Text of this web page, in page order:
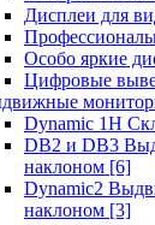
Дисплеи для
Особо яркие
Цифровые
Dynamic 1Н
DB2 и DB3
наклоном [6]
Dynamic2
наклоном [3]